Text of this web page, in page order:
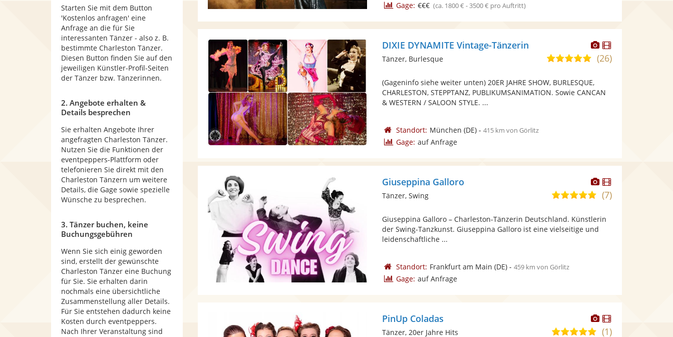
Gage: €€€ (ca. 1800 € - 3500 € pro Auftritt)
Dieser
Künstler
stellt
bereit.
Dieser
Künstler
DIXIE DYNAMITE Vintage-Tänzerin
5,0
5
Sternen
(26)
Tänzer, Burlesque
(Gageninfo siehe weiter unten) 20ER JAHRE SHOW, BURLESQUE,
CHARLESTON, STEPPTANZ, PUBLIKUMSANIMATION. Sowie CANCAN
& WESTERN / SALOON STYLE. ...
Standort: München (DE)- 415 km von Görlitz
Gage: auf Anfrage
Dieser
Künstler
stellt
Fotos
bereit.
Dieser
Künstler
Giuseppina Galloro
5,0
5
Sternen
(7)
Tänzer, Swing
Giuseppina Galloro – Charleston-Tänzerin Deutschland. Künstlerin
der Swing-Tanzkunst. Giuseppina Galloro ist eine vielseitige und
leidenschaftliche ...
Standort: Frankfurt am Main (DE)- 459 km von Görlitz
Gage: auf Anfrage
Dieser
Künstler
Dieser
Künstler
PinUp Coladas
5,0(1)
Tänzer, 20er Jahre Hits
Starten Sie mit dem Button
'Kostenlos anfragen' eine
Anfrage an die für Sie
interessanten Tänzer - also z. B.
bestimmte Charleston Tänzer.
Diesen Button finden Sie auf den
jeweiligen Künstler-Profil-Seiten
der Tänzer bzw. Tänzerinnen.
2. Angebote erhalten &
Details besprechen
Sie erhalten Angebote Ihrer
angefragten Charleston Tänzer.
Nutzen Sie die Funktionen der
eventpeppers-Plattform oder
telefonieren Sie direkt mit den
Charleston Tänzern um weitere
Details, die Gage sowie spezielle
Wünsche zu besprechen.
3. Tänzer buchen, keine
Buchungsgebühren
Wenn Sie sich einig geworden
sind, erstellt der gewünschte
Charleston Tänzer eine Buchung
für Sie. Sie erhalten darin
nochmals eine übersichtliche
Zusammenstellung aller Details.
Für Sie entstehen dadurch keine
Kosten durch eventpeppers.
Nach Ihrer Veranstaltung sind